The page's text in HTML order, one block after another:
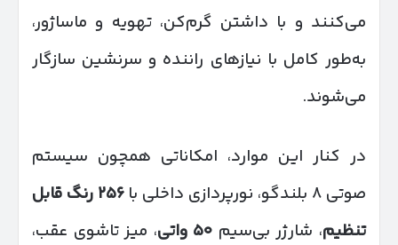
می‌کنند و با داشتن گرم‌کن، تهویه و ماساژور،
به‌طور کامل با نیازهای راننده و سرنشین سازگار
می‌شوند.
در کنار این موارد، امکاناتی همچون سیستم
صوتی ۸ بلندگو، نورپردازی داخلی با
۲۵۶ رنگ قابل
تنظیم، شارژر بی‌سیم ۵۰ واتی، میز تاشوی عقب،